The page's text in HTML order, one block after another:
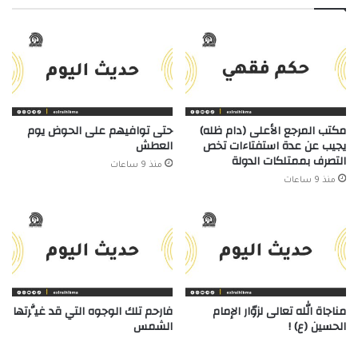
مكتب المرجع الأعلى (دام ظله)
يجيب عن عدة استفتاءات تخص
التصرف بممتلكات الدولة
منذ 9 ساعات
حتى توافيهم على الحوض يوم
العطش
منذ 9 ساعات
مناجاة الله تعالى لزوّار الإمام
الحسين (ع) !
فارحم تلك الوجوه التي قد غيَّرتها
الشمس